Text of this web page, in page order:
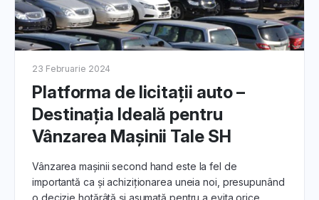
5. Procesul de Licitare și Vânzare:
Înțelegeetapele procesului de licitare și vânzarepe
tale în licitații pentru a atrage oferte competitive.
6. Finalizarea Tranzacției pentru
Licitația Auto:
Află pașii finali pentru finalizarea tranzacției.
7. Asistență și Resurse Adiționale:
23 Februarie 2024
Platforma de licitații auto –
Destinația Ideală pentru
Vânzarea Mașinii Tale SH
Vânzarea mașinii second hand este la fel de
importantă ca și achiziționarea uneia noi, presupunând
o decizie hotărâtă și asumată pentru a evita orice